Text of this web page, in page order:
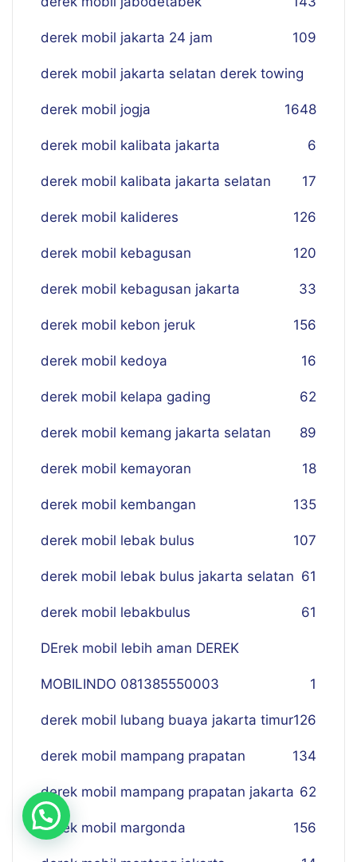
derek mobil jakarta 24 jam 109
derek mobil jakarta selatan derek towing
48
derek mobil jogja 16
derek mobil kalibata jakarta 6
derek mobil kalibata jakarta selatan 17
derek mobil kalideres 126
derek mobil kebagusan 120
derek mobil kebagusan jakarta 33
derek mobil kebon jeruk 156
derek mobil kedoya 16
derek mobil kelapa gading 62
derek mobil kemang jakarta selatan 89
derek mobil kemayoran 18
derek mobil kembangan 135
derek mobil lebak bulus 107
derek mobil lebak bulus jakarta selatan 61
derek mobil lebakbulus 61
DErek mobil lebih aman DEREK
MOBILINDO 081385550003 1
derek mobil lubang buaya jakarta timur126
derek mobil mampang prapatan 134
derek mobil mampang prapatan jakarta 62
derek mobil margonda 156